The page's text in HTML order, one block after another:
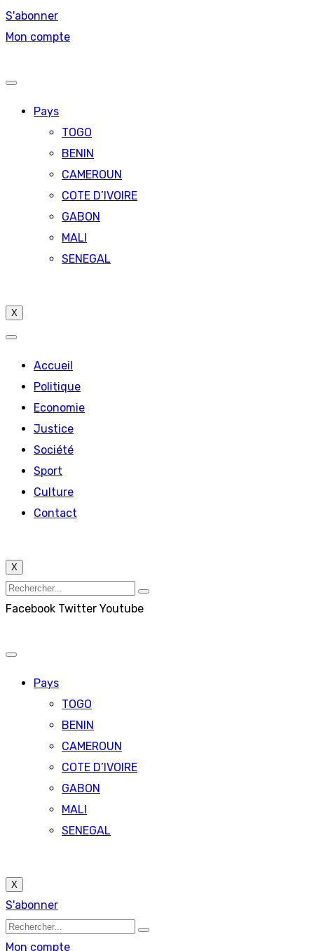
S'abonner
Mon compte
Pays
TOGO
BENIN
CAMEROUN
COTE D’IVOIRE
GABON
MALI
SENEGAL
X
Accueil
Politique
Economie
Justice
Société
Sport
Culture
Contact
X
Facebook Twitter Youtube
Pays
TOGO
BENIN
CAMEROUN
COTE D’IVOIRE
GABON
MALI
SENEGAL
X
S'abonner
Mon compte